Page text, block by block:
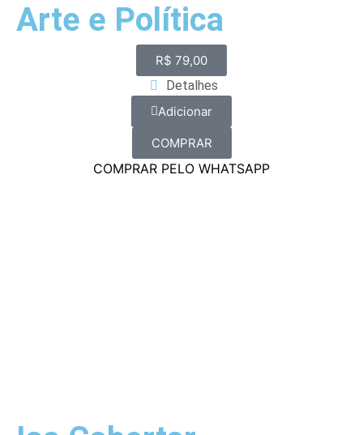
Arte e Política
R$ 79,00
Detalhes
Adicionar
COMPRAR
COMPRAR PELO WHATSAPP